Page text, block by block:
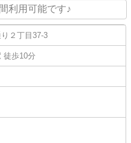
利用可能です♪
２丁目37-3
徒歩10分